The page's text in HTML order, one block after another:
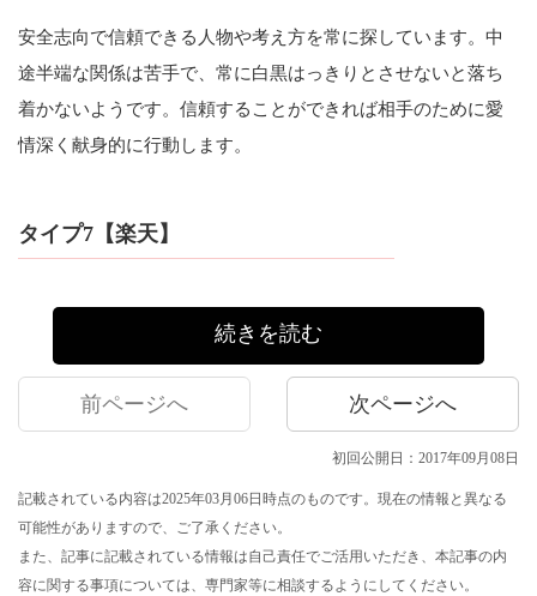
安全志向で信頼できる人物や考え方を常に探しています。中
途半端な関係は苦手で、常に白黒はっきりとさせないと落ち
着かないようです。信頼することができれば相手のために愛
情深く献身的に行動します。
タイプ7【楽天】
続きを読む
前ページへ 次ページへ
初回公開日：2017年09月08日
記載されている内容は2025年03月06日時点のものです。現在の情報と異なる
可能性がありますので、ご了承ください。
また、記事に記載されている情報は自己責任でご活用いただき、本記事の内
容に関する事項については、専門家等に相談するようにしてください。